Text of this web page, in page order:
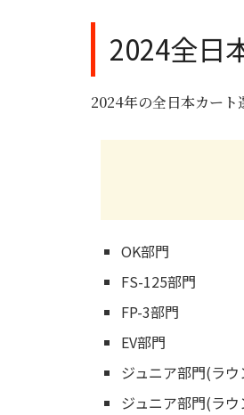
2024全日
2024年の全日本カート
OK部門
FS-125部門
FP-3部門
EV部門
ジュニア部門(ラ
ジュニア部門(ラ